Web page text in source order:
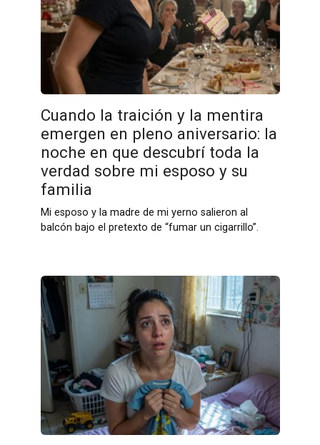
Cuando la traición y la mentira
emergen en pleno aniversario: la
noche en que descubrí toda la
verdad sobre mi esposo y su
familia
Mi esposo y la madre de mi yerno salieron al
balcón bajo el pretexto de “fumar un cigarrillo”.